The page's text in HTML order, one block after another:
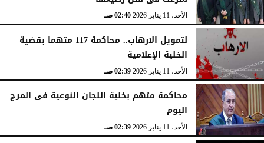
الأحد، 11 يناير 2026 02:40 صـ
لتمويل الارهاب.. محاكمة 117 متهما بقضية
الخلية الإعلامية
الأحد، 11 يناير 2026 02:39 صـ
محاكمة متهم بخلية اللجان النوعية فى المرج
اليوم
الأحد، 11 يناير 2026 02:39 صـ